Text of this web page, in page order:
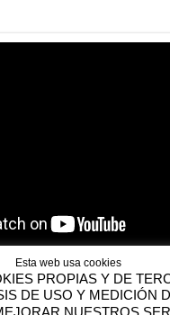
Esta web usa cookies
PROPIAS Y DE
DE USO Y MEDICIÓN
NUESTROS